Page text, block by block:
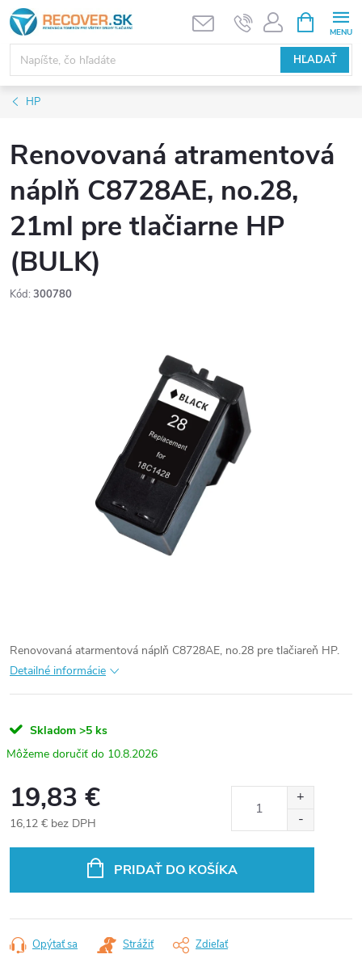
Prejsť
na
obsah
HĽADAŤ
KOŠÍK
HP
Renovovaná atramentová
náplň C8728AE, no.28,
21ml pre tlačiarne HP
(BULK)
Kód: 300780
Renovovaná atarmentová náplň C8728AE, no.28 pre tlačiareň HP.
Detailné informácie
Skladom >5 ks
10.8.2026
19,83 €
16,12 € bez DPH
PRIDAŤ DO KOŠÍKA
Opýtať sa Strážiť Zdieľať